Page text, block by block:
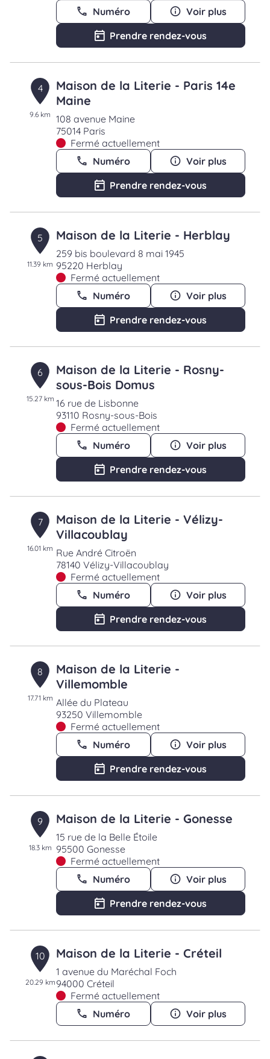
Numéro
Voir plus
Prendre rendez-vous
4
9.6 km
Maison de la Literie - Paris 14e
Maine
108 avenue Maine
75014 Paris
Fermé actuellement
Numéro
Voir plus
Prendre rendez-vous
5
11.39 km
Maison de la Literie - Herblay
259 bis boulevard 8 mai 1945
95220 Herblay
Fermé actuellement
Numéro
Voir plus
Prendre rendez-vous
6
15.27 km
Maison de la Literie - Rosny-
sous-Bois Domus
16 rue de Lisbonne
93110 Rosny-sous-Bois
Fermé actuellement
Numéro
Voir plus
Prendre rendez-vous
7
16.01 km
Maison de la Literie - Vélizy-
Villacoublay
Rue André Citroën
78140 Vélizy-Villacoublay
Fermé actuellement
Numéro
Voir plus
Prendre rendez-vous
8
17.71 km
Maison de la Literie -
Villemomble
Allée du Plateau
93250 Villemomble
Fermé actuellement
Numéro
Voir plus
Prendre rendez-vous
9
18.3 km
Maison de la Literie - Gonesse
15 rue de la Belle Étoile
95500 Gonesse
Fermé actuellement
Numéro
Voir plus
Prendre rendez-vous
10
20.29 km
Maison de la Literie - Créteil
1 avenue du Maréchal Foch
94000 Créteil
Fermé actuellement
Numéro
Voir plus